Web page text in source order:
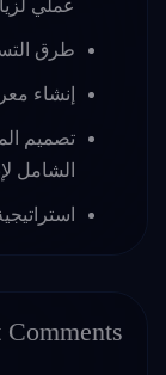
عملي
طرق
إنشاء
تصميم
الشامل
Comments